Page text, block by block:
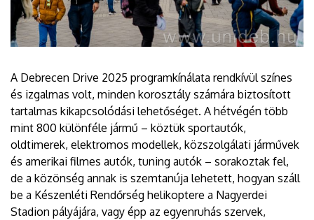
A Debrecen Drive 2025 programkínálata rendkívül színes
és izgalmas volt, minden korosztály számára biztosított
tartalmas kikapcsolódási lehetőséget. A hétvégén több
mint 800 különféle jármű – köztük sportautók,
oldtimerek, elektromos modellek, közszolgálati járművek
és amerikai filmes autók, tuning autók – sorakoztak fel,
de a közönség annak is szemtanúja lehetett, hogyan száll
be a Készenléti Rendőrség helikoptere a Nagyerdei
Stadion pályájára, vagy épp az egyenruhás szervek,